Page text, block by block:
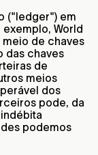
("ledger") em
World
de chaves
das chaves
de
meios
dos
pode, da
podemos